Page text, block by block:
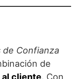
de Confianza
de
cliente. Con